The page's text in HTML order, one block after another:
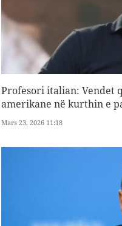
Profesori italian: Vendet
amerikane në kurthin e
Mars 23, 2026 11:18